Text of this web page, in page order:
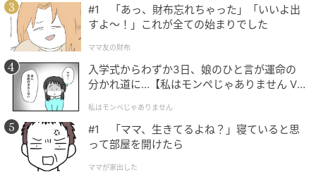
#1 「あっ、財布忘れちゃった」「いいよ出
すよ〜！」これが全ての始まりでした
ママ友の財布
入学式からわずか3日、娘のひと言が運命の
分かれ道に…【私はモンペじゃありません Vo
私はモンペじゃありません
#1 「ママ、生きてるよね？」寝ていると思
って部屋を開けたら
ママが家出した